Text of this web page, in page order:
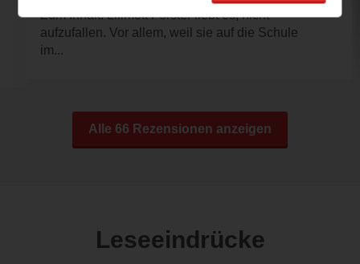
Zum Inhalt: Lilimott Förster liebt es, nicht
aufzufallen. Vor allem, weil sie auf die Schule
im...
Alle 66 Rezensionen anzeigen
Leseeindrücke